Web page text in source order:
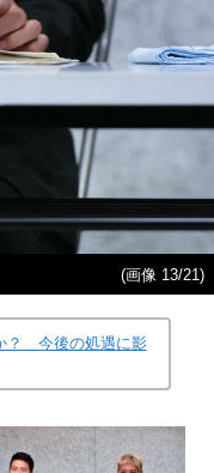
(画像 13/21)
？ 今後の処遇に影